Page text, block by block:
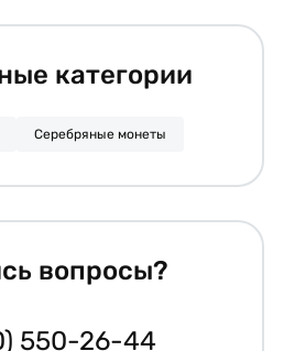
категории
Серебряные монеты
вопросы?
550-26-44